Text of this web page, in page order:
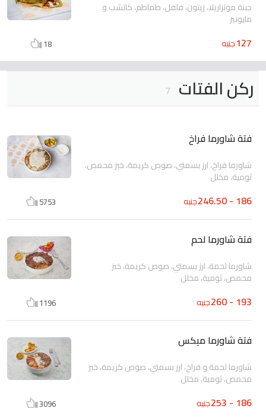
جبنة موتزاريلا، زيتون، فلفل، طماطم، كاتشب و
مايونيز
127جنيه 18
ركن الفتات 7
فتة شاورما فراخ
شاورما فراخ، ارز بسمتي، صوص كريمة، خبز محمص،
ثومية، مخلل
186 - 246.50 جنيه 5753
فتة شاورما لحم
شاورما لحمة، ارز بسمتي، صوص كريمة، خبز
محمص، ثومية، مخلل
193 - 260 جنيه 1196
فتة شاورما ميكس
شاورما لحمة و فراخ، ارز بسمتي، صوص كريمة، خبز
محمص، ثومية، مخلل
186 - 253 جنيه 3096